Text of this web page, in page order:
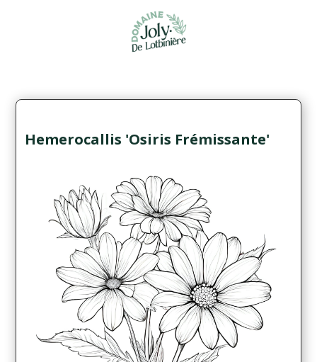
Hemerocallis 'Osiris Frémissante'